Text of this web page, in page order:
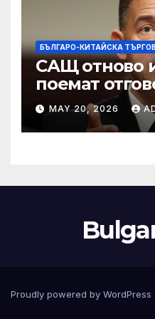
БЪЛГАРО-КИТАЙСКА
САЩ отново
поемат
нападението
Иран, при
155 души
MAY 20, 2026
Proudly powered by WordPress